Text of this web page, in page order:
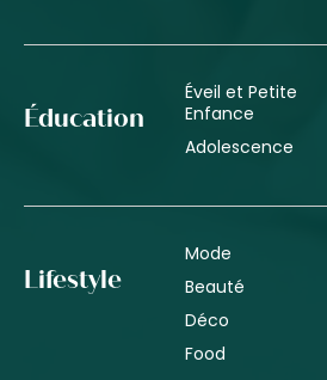
Éducation
Éveil et Petite
Enfance
Adolescence
Lifestyle
Mode
Beauté
Déco
Food